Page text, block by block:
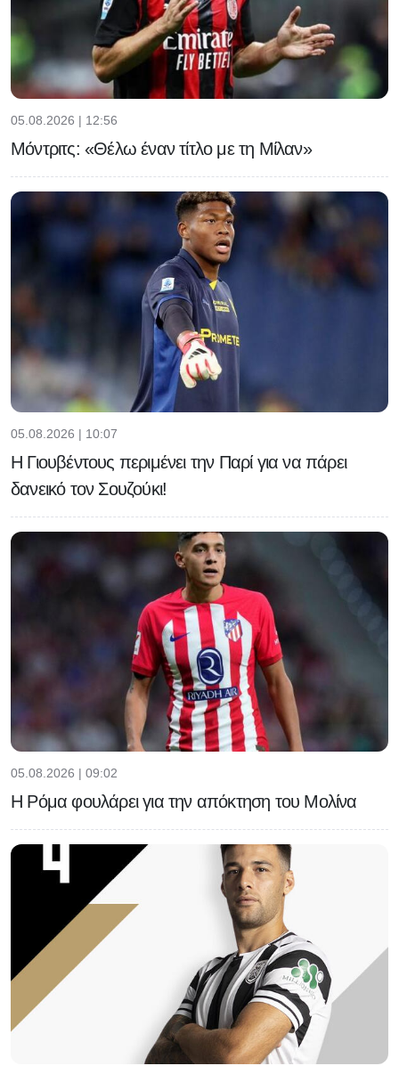
05.08.2026 | 12:56
Μόντριτς: «Θέλω έναν τίτλο με τη Μίλαν»
05.08.2026 | 10:07
Η Γιουβέντους περιμένει την Παρί για να πάρει
δανεικό τον Σουζούκι!
05.08.2026 | 09:02
Η Ρόμα φουλάρει για την απόκτηση του Μολίνα